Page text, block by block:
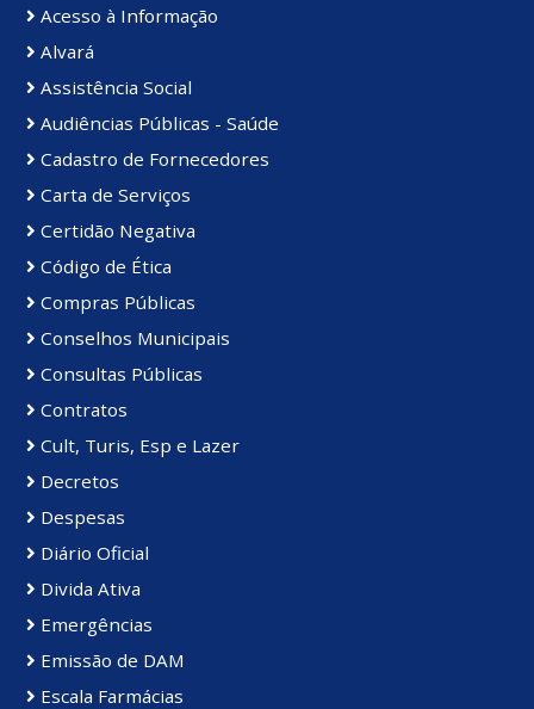
Acesso à Informação
Alvará
Assistência Social
Audiências Públicas - Saúde
Cadastro de Fornecedores
Carta de Serviços
Certidão Negativa
Código de Ética
Compras Públicas
Conselhos Municipais
Consultas Públicas
Contratos
Cult, Turis, Esp e Lazer
Decretos
Despesas
Diário Oficial
Divida Ativa
Emergências
Emissão de DAM
Escala Farmácias